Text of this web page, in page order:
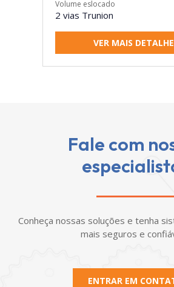
Volume eslocado
2 vias Trunion
VER MAIS
Fale com
Conheça nossas soluções e tenha
mais seguros e
ENTRAR EM